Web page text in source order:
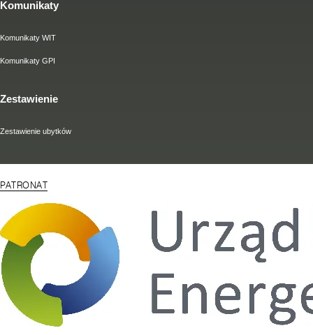
Komunikaty
Komunikaty WIT
Komunikaty GPI
Zestawienie
Zestawienie ubytków
PATRONAT